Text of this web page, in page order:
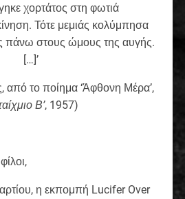
χορτάτος στη φωτιά
Τότε μεμιάς κολύμπησα
πάνω στους ώμους της αυγής.
[…]’
από το ποίημα ‘Άφθονη Μέρα’,
Β’, 1957)
η εκπομπή Lucifer Over